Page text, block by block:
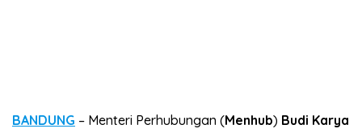
BANDUNG – Menteri Perhubungan (Menhub) Budi Karya